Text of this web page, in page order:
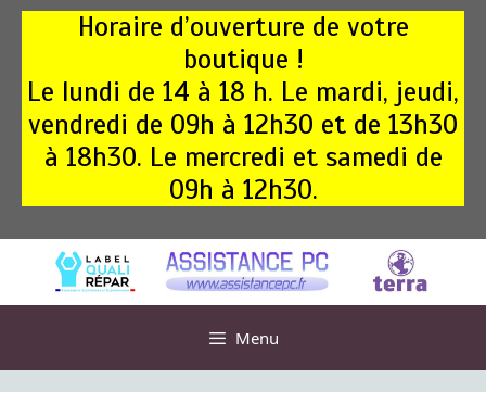
Aller
Horaire d’ouverture de votre
boutique !
Le lundi de 14 à 18 h. Le mardi, jeudi,
vendredi de 09h à 12h30 et de 13h30
à 18h30. Le mercredi et samedi de
09h à 12h30.
Menu